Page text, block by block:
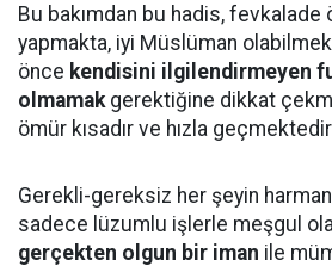
Bu bakımdan bu hadis,
yapmakta, iyi Müslüman
önce kendisini ilgilendirmeyen
olmamakgerektiğine dikkat
ömür kısadır ve hızla
Gerekli-gereksiz her şeyin
sadece lüzumlu işlerle meşgul
gerçekten olgun bir iman ile